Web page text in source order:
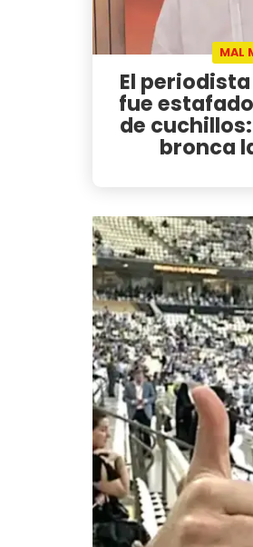
MAL
El
fue
de
bronca